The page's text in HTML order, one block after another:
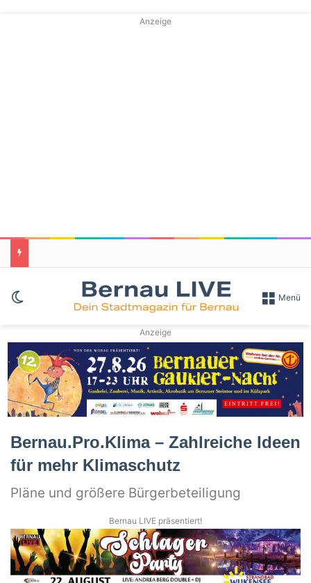
Anzeige
Skin umschalten Menü
Anzeige
Bernau.Pro.Klima – Zahlreiche Ideen
für mehr Klimaschutz
Pläne und größere Bürgerbeteiligung
Bernau LIVE präsentiert!